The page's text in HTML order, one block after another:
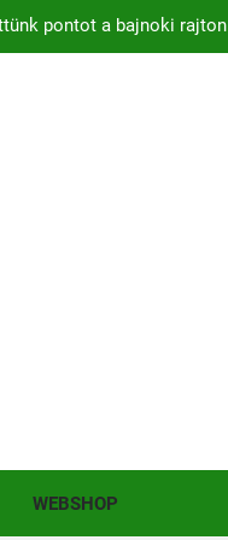
pontot a bajnoki rajton
lépett pályára Érden
a MOL Magyar Kupában
pályán rajtol az Érdi VSE!
lépett pályára Érden
WEBSHOP